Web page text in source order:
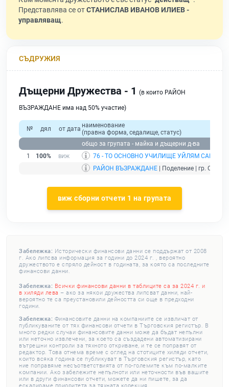
Представлява се отСТАНИСЛАВ ИВАНОВ ИЛИЕВ -
управляващ.
СЪДРУЖИЯ
Дъщерни Дружества - 1 (в които РАЙОН
ВЪЗРАЖДАНЕ има над 50% участие)
№ дял от дата наименование
(правна форма, седалище, статус)
общо за групата - майка и дъщерни д-ва
1
100% 76 - ТО ОСНОВНО УЧИЛИЩЕ УЙЛЯМ САРОЯН
РАЙОН ВЪЗРАЖДАНЕ | Поделение | гр.
виж сборни отчети 1 на групата
Забележка: Исторически финансови данни се поддържат от 2008
г. Ако липсва информация за години до 2024 г. , вероятно
дружеството е спряло дейност в годината, за която са последните
финансови данни.
Забележка: Всички финансови данни в таблиците са за 2024 г. и
в хиляди лева – ако за някои дружества липсват данни, най-
вероятно те са преустановили дейността си още в предходни
години.
Забележка: Финансовите данни на компаниите се извличат от
публикуваните от тях финансови отчети в Търговския регистър. В
много редки случаи финансовите данни може да бъдат непълни
или неточно извлечени, за което са създадени автоматизирани
вътрешни контроли за тяхното откриване, и те се поправят от
редактор. Това отнема време с оглед на стотиците хиляди отчети,
които всяка година се публикуват в Търговския регистър, като
ние поправяме несъответствията от по-големите към по-малките
компании. Ако забележите непълноти или неточности във вашите
или в други финансови отчети, можете да ни пишете, за да